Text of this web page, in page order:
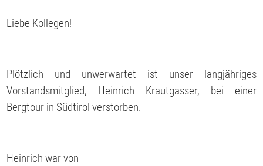
Liebe Kollegen!
Plötzlich und unwerwartet ist unser langjähriges
Vorstandsmitglied, Heinrich Krautgasser, bei einer
Bergtour in Südtirol verstorben.
Heinrich war von